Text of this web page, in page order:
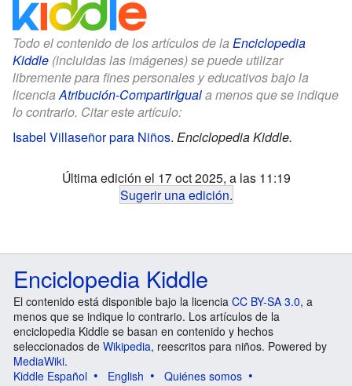
Todo el contenido de los artículos de la Enciclopedia
Kiddle (incluidas las imágenes) se puede utilizar
libremente para fines personales y educativos bajo la
licenciaAtribución-CompartirIguala menos que se indique
lo contrario. Citar este artículo:
Isabel Villaseñor para Niños. Enciclopedia Kiddle.
Última edición el 17 oct 2025, a las 11:19
Sugerir una edición.
Enciclopedia Kiddle
El contenido está disponible bajo la licencia CC BY-SA 3.0, a
menos que se indique lo contrario. Los artículos de la
enciclopedia Kiddle se basan en contenido y hechos
seleccionados de Wikipedia, reescritos para niños. Powered by
MediaWiki.
Kiddle Español
English
Quiénes somos